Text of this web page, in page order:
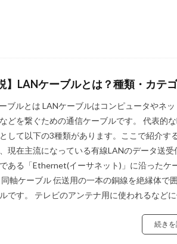
】LANケーブルとは？種類・カテ
ブルとは LANケーブルはコンピュータやネッ
どを繋ぐための通信ケーブルです。 代表的
して以下の3種類があります。ここで紹介す
現在主流になっている有線LANのデータ送受
ある「Ethernet(イーサネット)」に沿ったケ
同軸ケーブル 伝送用の一本の銅線を絶縁体で
です。 テレビのアンテナ用に使われるなど
続き